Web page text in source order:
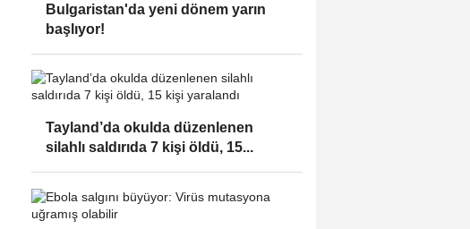
Bulgaristan'da yeni dönem yarın
başlıyor!
Tayland’da okulda düzenlenen
silahlı saldırıda 7 kişi öldü, 15...